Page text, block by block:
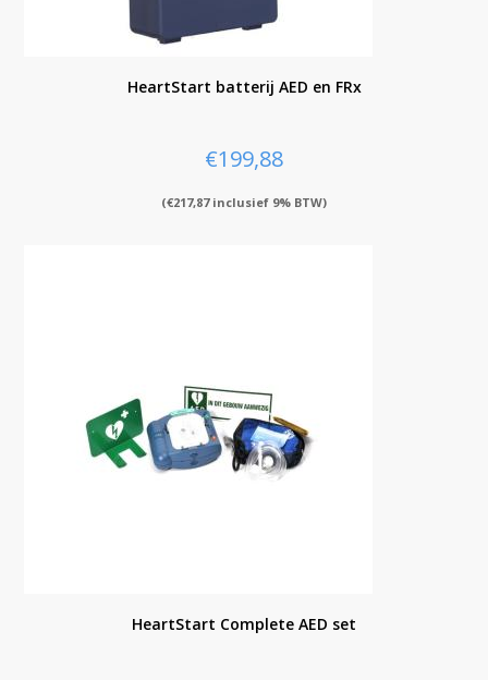
HeartStart batterij AED en FRx
€199,88
(€217,87inclusief 9% BTW)
HeartStart Complete AED set